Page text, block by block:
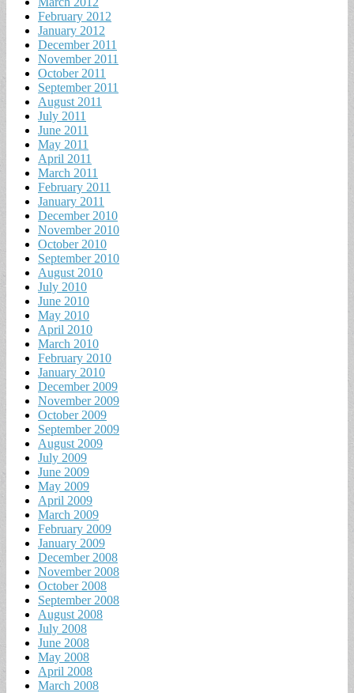
February 2012
January 2012
December 2011
November 2011
October 2011
September 2011
August 2011
July 2011
June 2011
May 2011
April 2011
March 2011
February 2011
January 2011
December 2010
November 2010
October 2010
September 2010
August 2010
July 2010
June 2010
May 2010
April 2010
March 2010
February 2010
January 2010
December 2009
November 2009
October 2009
September 2009
August 2009
July 2009
June 2009
May 2009
April 2009
March 2009
February 2009
January 2009
December 2008
November 2008
October 2008
September 2008
August 2008
July 2008
June 2008
May 2008
April 2008
March 2008